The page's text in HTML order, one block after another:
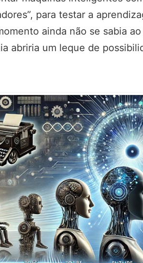
para testar a
ainda não se sabia
abriria um leque de